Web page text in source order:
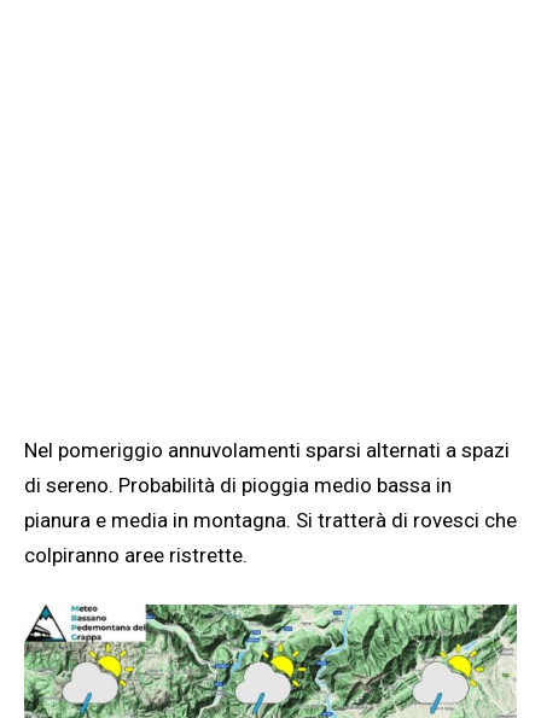
Nel pomeriggio annuvolamenti sparsi alternati a spazi
di sereno. Probabilità di pioggia medio bassa in
pianura e media in montagna. Si tratterà di rovesci che
colpiranno aree ristrette.